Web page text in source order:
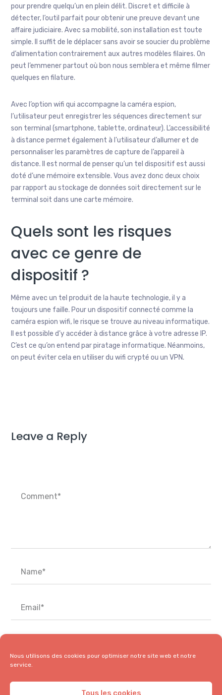
Nous utilisons des cookies pour optimiser notre site web et notre
service.
Tous les cookies
pour prendre quelqu’un en plein délit. Discret et difficile à
détecter, l’outil parfait pour obtenir une preuve devant une
affaire judiciaire. Avec sa mobilité, son installation est toute
simple. Il suffit de le déplacer sans avoir se soucier du problème
d’alimentation contrairement aux autres modèles filaires. On
peut l’emmener partout où bon nous semblera et même filmer
quelques en filature.
Avec l’option wifi qui accompagne la caméra espion,
l’utilisateur peut enregistrer les séquences directement sur
son terminal (smartphone, tablette, ordinateur). L’accessibilité
à distance permet également à l’utilisateur d’allumer et de
personnaliser les paramètres de capture de l’appareil à
distance. Il est normal de penser qu’un tel dispositif est aussi
doté d’une mémoire extensible. Vous avez donc deux choix
par rapport au stockage de données soit directement sur le
terminal soit dans une carte mémoire.
Quels sont les risques
avec ce genre de
dispositif ?
Même avec un tel produit de la haute technologie, il y a
toujours une faille. Pour un dispositif connecté comme la
caméra espion wifi, le risque se trouve au niveau informatique.
Il est possible d’y accéder à distance grâce à votre adresse IP.
C’est ce qu’on entend par piratage informatique. Néanmoins,
on peut éviter cela en utiliser du wifi crypté ou un VPN.
Leave a Reply